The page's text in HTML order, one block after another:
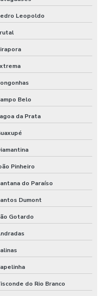
Leopoldo
Belo
da Prata
Pinheiro
do Paraíso
Dumont
Gotardo
do Rio Branco